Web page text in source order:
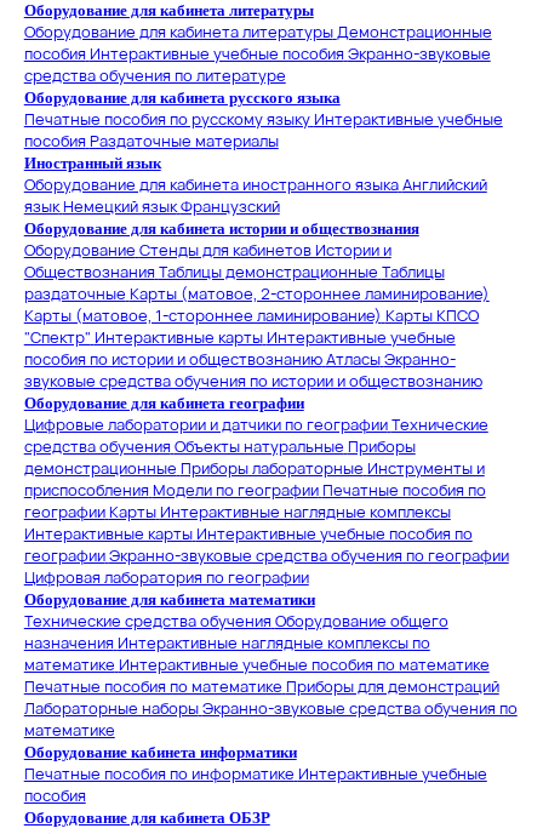
Оборудование для кабинета литературы
Оборудование для кабинета литературыДемонстрационные
пособия Интерактивные учебные пособияЭкранно-звуковые
средства обучения по литературе
Оборудование для кабинета русского языка
Печатные пособия по русскому языку Интерактивные учебные
пособияРаздаточные материалы
Иностранный язык
Оборудование для кабинета иностранного языкаАнглийский
языкНемецкий языкФранцузский
Оборудование для кабинета истории и обществознания
Оборудование Стенды для кабинетов Истории и
ОбществознанияТаблицы демонстрационные Таблицы
раздаточные Карты (матовое, 2-стороннее ламинирование)
Карты (матовое, 1-стороннее ламинирование) Карты КПСО
"Спектр" Интерактивные карты Интерактивные учебные
пособия по истории и обществознаниюАтласыЭкранно-
звуковые средства обучения по истории и обществознанию
Оборудование для кабинета географии
Цифровые лаборатории и датчики по географииТехнические
средства обученияОбъекты натуральные Приборы
демонстрационные Приборы лабораторные Инструменты и
приспособленияМодели по географииПечатные пособия по
географииКарты Интерактивные наглядные комплексы
Интерактивные карты Интерактивные учебные пособия по
географииЭкранно-звуковые средства обучения по географии
Цифровая лаборатория по географии
Оборудование для кабинета математики
Технические средства обученияОборудование общего
назначения Интерактивные наглядные комплексы по
математике Интерактивные учебные пособия по математике
Печатные пособия по математике Приборы для демонстраций
Лабораторные наборыЭкранно-звуковые средства обучения по
математике
Оборудование кабинета информатики
Печатные пособия по информатике Интерактивные учебные
пособия
Оборудование для кабинета ОБЗР